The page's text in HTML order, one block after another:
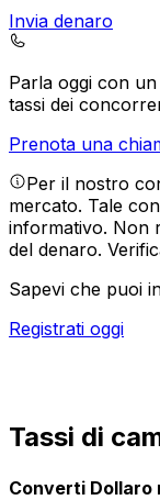
Invia denaro
Parla oggi con
tassi dei
Prenota una
Per il nostro
mercato. Tale
informativo. Non
del denaro.
Sapevi che puoi
Registrati oggi
Tassi di
Converti Dollaro